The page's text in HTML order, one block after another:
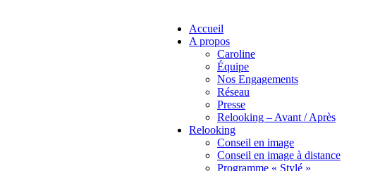
Accueil
A propos
Caroline
Équipe
Nos Engagements
Réseau
Presse
Relooking – Avant / Après
Relooking
Conseil en image
Conseil en image à distance
Programme « Stylé »